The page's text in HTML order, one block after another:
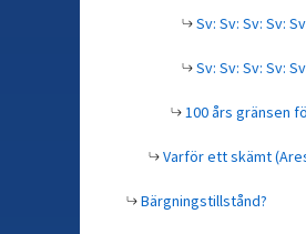
Sv: Sv: Sv: Sv:
Sv: Sv: Sv: Sv:
100 års gränsen
Varför ett skämt
Bärgningstillstånd?